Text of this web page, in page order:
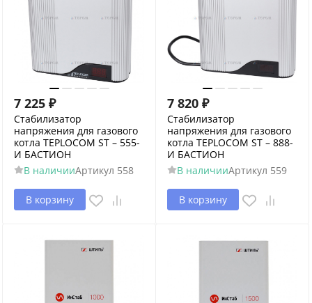
7 225 ₽
Стабилизатор
напряжения для газового
котла TEPLOCOM ST – 555-
И БАСТИОН
В наличииАртикул 558
В корзину
7 820 ₽
Стабилизатор
напряжения для газового
котла TEPLOCOM ST – 888-
И БАСТИОН
В наличииАртикул 559
В корзину